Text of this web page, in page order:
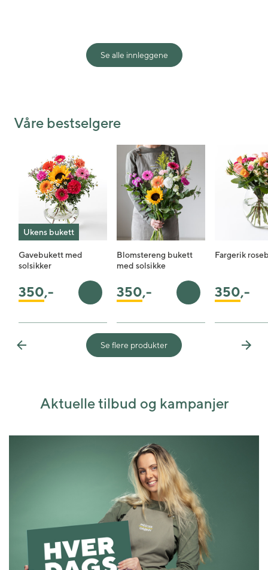
Shared post
Se alle innleggene
Våre bestselgere
Ukens bukett
Gavebukett med
solsikker
350,- Legg i handlekurv
Blomstereng bukett
med solsikke
350,- Legg i handlekurv
Fargerik
350,-
Previous Next
Se flere produkter
Aktuelle tilbud og kampanjer